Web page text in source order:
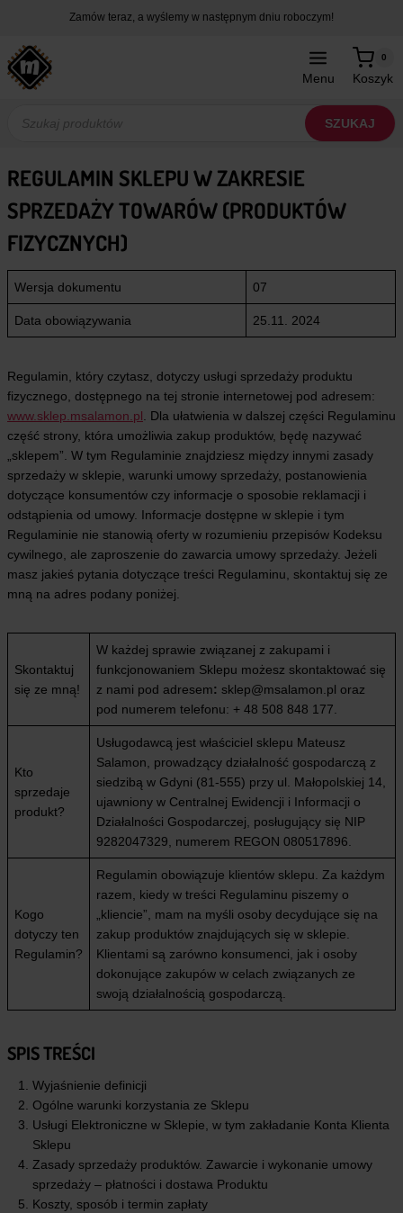
treści
Zamów teraz, a wyślemy w następnym dniu roboczym!
Menu Koszyk
0
produktów
SZUKAJ
REGULAMIN SKLEPU W ZAKRESIE
SPRZEDAŻY TOWARÓW (PRODUKTÓW
FIZYCZNYCH)
Wersja dokumentu 07
Data obowiązywania 25.11. 2024
Regulamin, który czytasz, dotyczy usługi sprzedaży produktu
fizycznego, dostępnego na tej stronie internetowej pod adresem:
www.sklep.msalamon.pl. Dla ułatwienia w dalszej części Regulaminu
część strony, która umożliwia zakup produktów, będę nazywać
„sklepem”. W tym Regulaminie znajdziesz między innymi zasady
sprzedaży w sklepie, warunki umowy sprzedaży, postanowienia
dotyczące konsumentów czy informacje o sposobie reklamacji i
odstąpienia od umowy. Informacje dostępne w sklepie i tym
Regulaminie nie stanowią oferty w rozumieniu przepisów Kodeksu
cywilnego, ale zaproszenie do zawarcia umowy sprzedaży. Jeżeli
masz jakieś pytania dotyczące treści Regulaminu, skontaktuj się ze
mną na adres podany poniżej.
Skontaktuj
się ze mną!
W każdej sprawie związanej z zakupami i
funkcjonowaniem Sklepu możesz skontaktować się
z nami pod adresem: sklep@msalamon.pl oraz
pod numerem telefonu: + 48 508 848 177.
Kto
sprzedaje
produkt?
Usługodawcą jest właściciel sklepu Mateusz
Salamon, prowadzący działalność gospodarczą z
siedzibą w Gdyni (81-555) przy ul. Małopolskiej 14,
ujawniony w Centralnej Ewidencji i Informacji o
Działalności Gospodarczej, posługujący się NIP
9282047329, numerem REGON 080517896.
Kogo
dotyczy ten
Regulamin?
Regulamin obowiązuje klientów sklepu. Za każdym
razem, kiedy w treści Regulaminu piszemy o
„kliencie”, mam na myśli osoby decydujące się na
zakup produktów znajdujących się w sklepie.
Klientami są zarówno konsumenci, jak i osoby
dokonujące zakupów w celach związanych ze
swoją działalnością gospodarczą.
SPIS TREŚCI
Wyjaśnienie definicji
Ogólne warunki korzystania ze Sklepu
Usługi Elektroniczne w Sklepie, w tym zakładanie Konta Klienta
Sklepu
Zasady sprzedaży produktów. Zawarcie i wykonanie umowy
sprzedaży – płatności i dostawa Produktu
Koszty, sposób i termin zapłaty